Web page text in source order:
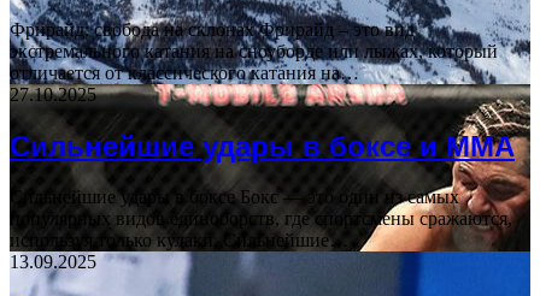
Фрирайд: свобода на склонах Фрирайд – это вид
экстремального катания на сноуборде или лыжах, который
отличается от классического катания на…
27.10.2025
Сильнейшие удары в боксе и ММА
Сильнейшие удары в боксе Бокс — это один из самых
популярных видов единоборств, где спортсмены сражаются,
используя только кулаки. Сильнейшие…
13.09.2025